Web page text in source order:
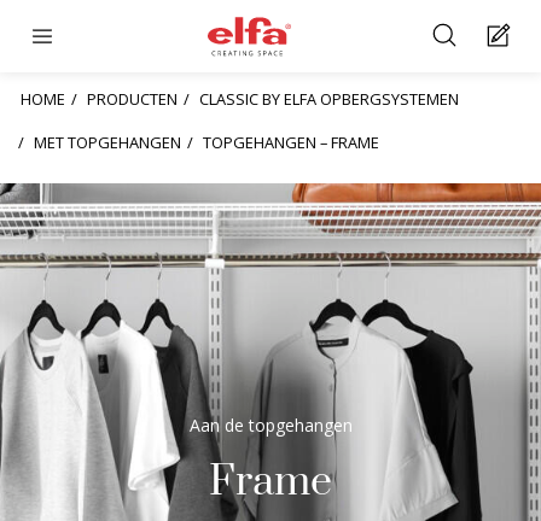
HOME PRODUCTEN
CLASSIC BY ELFA OPBERGSYSTEMEN
MET TOPGEHANGEN
TOPGEHANGEN – FRAME
Aan de topgehangen
Frame